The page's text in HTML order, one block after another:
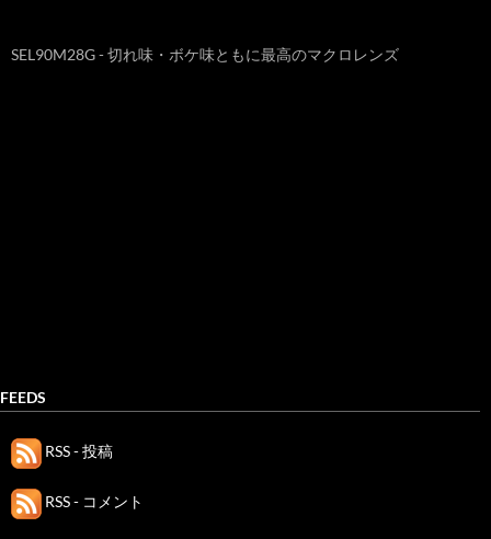
SEL90M28G - 切れ味・ボケ味ともに最高のマクロレンズ
FEEDS
RSS - 投稿
RSS - コメント